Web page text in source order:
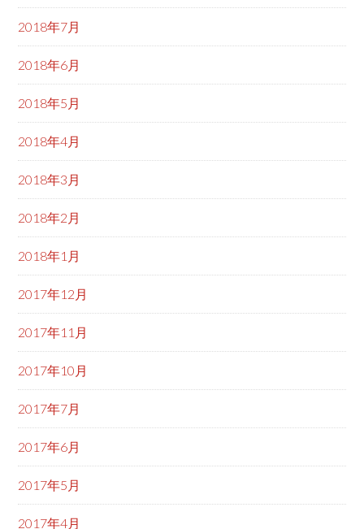
2018年7月
2018年6月
2018年5月
2018年4月
2018年3月
2018年2月
2018年1月
2017年12月
2017年11月
2017年10月
2017年7月
2017年6月
2017年5月
2017年4月